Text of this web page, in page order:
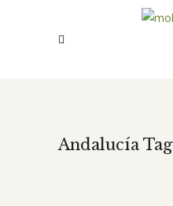
Andalucía Tag